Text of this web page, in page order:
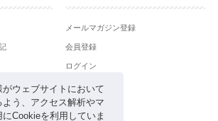
ウェブサイトにおいて
う、アクセス解析やマ
Cookieを利用していま
メールマガジン登録
会員登録
ログイン